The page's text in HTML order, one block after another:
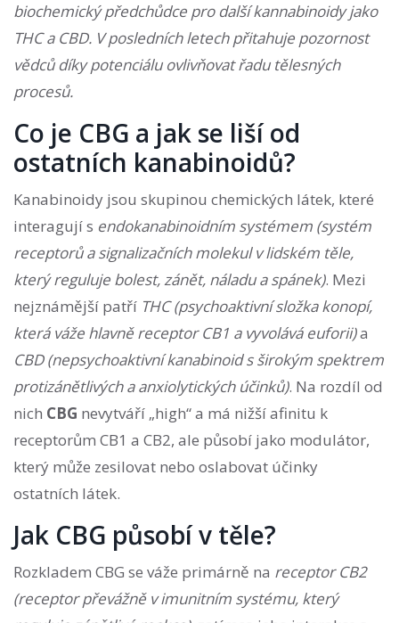
biochemický předchůdce pro další kannabinoidy jako
THC a CBD. V posledních letech přitahuje pozornost
vědců díky potenciálu ovlivňovat řadu tělesných
procesů.
Co je CBG a jak se liší od
ostatních kanabinoidů?
Kanabinoidy jsou skupinou chemických látek, které
interagují s endokanabinoidním systémem (systém
receptorů a signalizačních molekul v lidském těle,
který reguluje bolest, zánět, náladu a spánek). Mezi
nejznámější patří THC(psychoaktivní složka konopí,
která váže hlavně receptor CB1 a vyvolává euforii)a
CBD(nepsychoaktivní kanabinoid s širokým spektrem
protizánětlivých a anxiolytických účinků). Na rozdíl od
nich CBG nevytváří „high“ a má nižší afinitu k
receptorům CB1 a CB2, ale působí jako modulátor,
který může zesilovat nebo oslabovat účinky
ostatních látek.
Jak CBG působí v těle?
Rozkladem CBG se váže primárně na receptor CB2
(receptor převážně v imunitním systému, který